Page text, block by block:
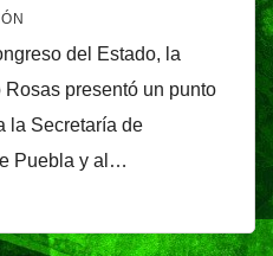
del Estado, la
presentó un punto
la Secretaría de
Puebla y al…